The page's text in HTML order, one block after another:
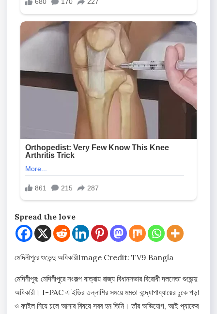
Spread the love
মেদিনীপুরে শুভেন্দু অধিকারীImage Credit: TV9 Bangla
মেদিনীপুর: মেদিনীপুরে সংকল্প যাত্রায় রাজ্য বিধানসভার বিরোধী দলনেতা শুভেন্দু
অধিকারী। I-PAC এ ইডির তল্লাশির সময়ে মমতা বন্দ্যোপাধ্যায়ের ঢুকে পড়া
ও ফাইল নিয়ে চলে আসার বিষয়ে সরব হন তিনি। তাঁর অভিযোগ, আই প্যাকের